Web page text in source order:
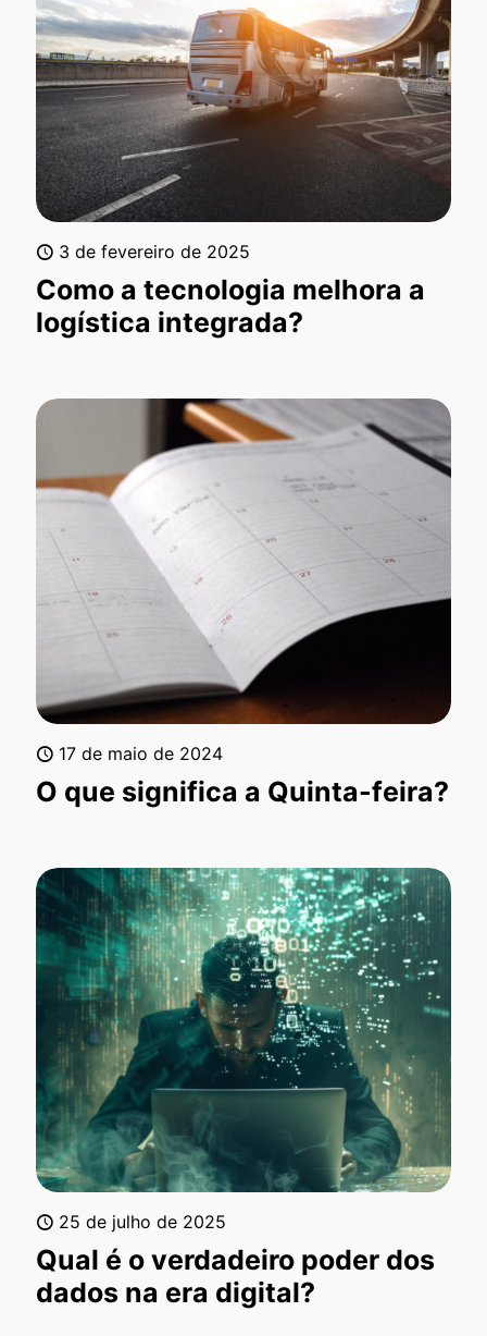
3 de fevereiro de 2025
Como a tecnologia melhora a
logística integrada?
17 de maio de 2024
O que significa a Quinta-feira?
25 de julho de 2025
Qual é o verdadeiro poder dos
dados na era digital?